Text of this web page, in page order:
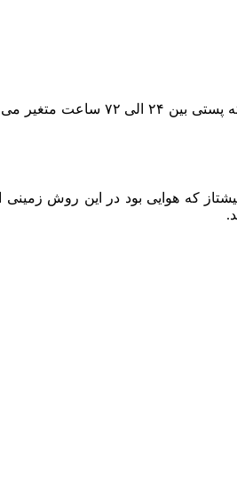
در حال حاضر پست پیشتاز مطمئن ترین روش ارسال است
که هوایی بود در این روش زمینی